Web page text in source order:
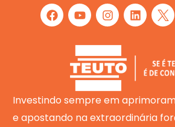
F
a
c
Y
o
u
t
u
b
e
I
n
s
t
a
g
r
a
m
L
i
n
e
i
Investindo sempre em
e apostando na extraordinária